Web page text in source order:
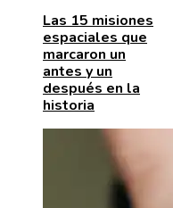
Las 15 misiones
espaciales que
marcaron un
antes y un
después en la
historia